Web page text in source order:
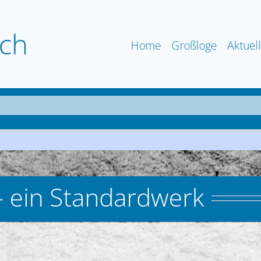
Home Großloge Aktuell
ein Standardwerk